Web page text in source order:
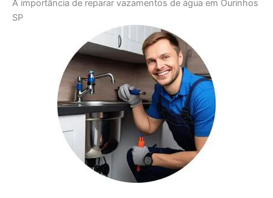
A importância de reparar vazamentos de água em Ourinhos
SP